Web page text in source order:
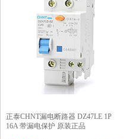
正泰CHNT漏电断路器 DZ47LE 1P
16A 带漏电保护 原装正品